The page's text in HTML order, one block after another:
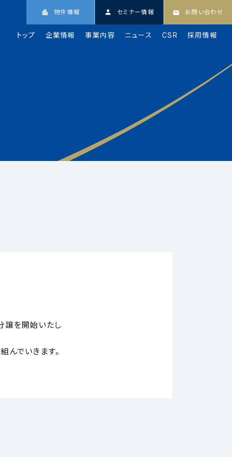
物件情報 セミナー情報 お問い合わせ
トップ 企業情報 事業内容 ニュース CSR 採用情報
譲を開始いたし
んでいきます。